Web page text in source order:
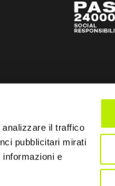
il traffico
pubblicitari mirati
e